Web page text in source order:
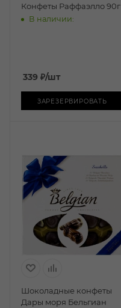
Конфеты Раффаэлло 90г
В наличии:
339 ₽/шт
ЗАРЕЗЕРВИРОВАТЬ
Шоколадные конфеты
Дары моря Бельгиан